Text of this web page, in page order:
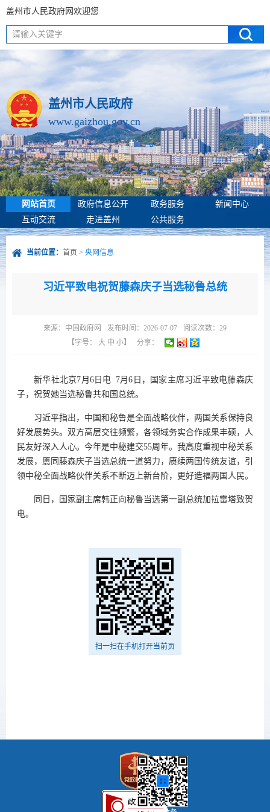
盖州市人民政府网欢迎您
请输入关键字
盖州市人民政府
www.gaizhou.gov.cn
网站首页 政府信息公开 政务服务
新闻中心
互动交流
走进盖州 公共服务
当前位置： 首页 > 央网信息
习近平致电祝贺藤森庆子当选秘鲁总统
来源： 中国政府网 发布时间：2026-07-07 阅读次数： 29
【字号： 大 中 小】 分享：
新华社北京7月6日电 7月6日，国家主席习近平致电藤森庆
子，祝贺她当选秘鲁共和国总统。
习近平指出，中国和秘鲁是全面战略伙伴，两国关系保持良
好发展势头。双方高层交往频繁，各领域务实合作成果丰硕，人
民友好深入人心。今年是中秘建交55周年。我高度重视中秘关系
发展，愿同藤森庆子当选总统一道努力，赓续两国传统友谊，引
领中秘全面战略伙伴关系不断迈上新台阶，更好造福两国人民。
同日，国家副主席韩正向秘鲁当选第一副总统加拉雷塔致贺
电。
扫一扫在手机打开当前页